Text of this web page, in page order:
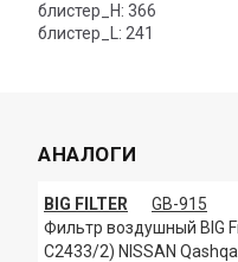
блистер_H: 366
блистер_L: 241
АНАЛОГИ
BIG FILTER
GB-915
Фильтр воздушный BIG
C2433/2) NISSAN